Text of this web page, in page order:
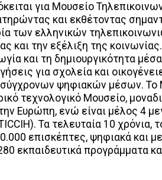
για Μουσείο
και εκθέτοντας
των ελληνικών
και την εξέλιξη της κοινωνίας.
και τη δημιουργικότητα
για σχολεία και
σύγχρονων ψηφιακών μέσων. Το
τεχνολογικό Μουσείο,
Ευρώπη, ενώ είναι μέλος 4
Τα τελευταία 10 χρόνια,
επισκέπτες, ψηφιακά και
εκπαιδευτικά προγράμματα